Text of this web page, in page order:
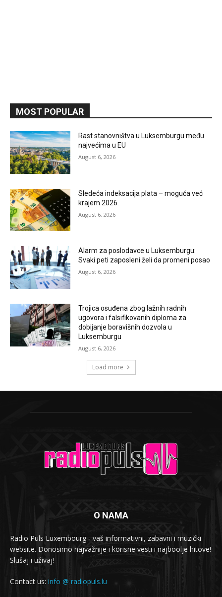
MOST POPULAR
Rast stanovništva u Luksemburgu među
najvećima u EU
August 6, 2026
Sledeća indeksacija plata – moguća već
krajem 2026.
August 6, 2026
Alarm za poslodavce u Luksemburgu:
Svaki peti zaposleni želi da promeni posao
August 6, 2026
Trojica osuđena zbog lažnih radnih
ugovora i falsifikovanih diploma za
dobijanje boravišnih dozvola u
Luksemburgu
August 6, 2026
Load more
O NAMA
Radio Puls Luxembourg - vaš informativni, zabavni i muzički
website. Donosimo najvažnije i korisne vesti i najboolje hitove!
Slušaj i uživaj!
Contact us: info @ radiopuls.lu